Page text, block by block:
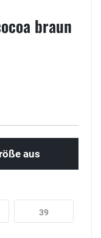
braun
aus
39